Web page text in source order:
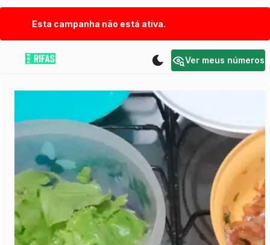
Esta campanha não está ativa.
Ver meus números